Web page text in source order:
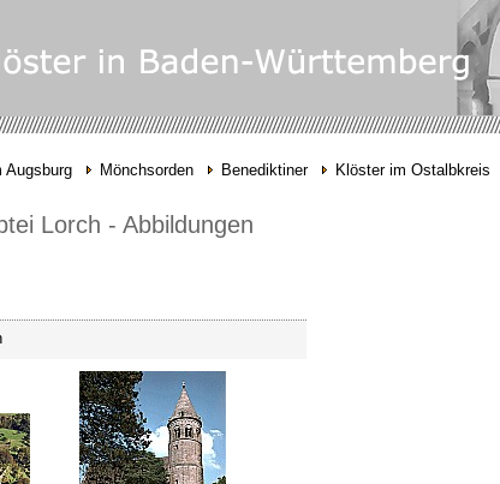
Augsburg Mönchsorden Benediktiner Klöster im Ostalbkreis
Lorch - Abbildungen